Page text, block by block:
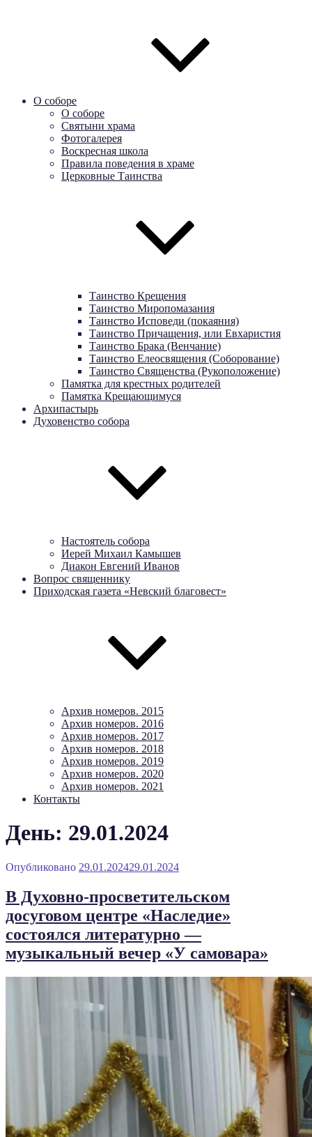
О соборе
О соборе
Святыни храма
Фотогалерея
Воскресная школа
Правила поведения в храме
Церковные Таинства
Таинство Крещения
Таинство Миропомазания
Таинство Исповеди (покаяния)
Таинство Причащения, или Евхаристия
Таинство Брака (Венчание)
Таинство Елеосвящения (Соборование)
Таинство Священства (Рукоположение)
Памятка для крестных родителей
Памятка Крещающимуся
Архипастырь
Духовенство собора
Настоятель собора
Иерей Михаил Камышев
Диакон Евгений Иванов
Вопрос священнику
Приходская газета «Невский благовест»
Архив номеров. 2015
Архив номеров. 2016
Архив номеров. 2017
Архив номеров. 2018
Архив номеров. 2019
Архив номеров. 2020
Архив номеров. 2021
Контакты
День: 29.01.2024
Опубликовано 29.01.202429.01.2024
В Духовно-просветительском
досуговом центре «Наследие»
состоялся литературно —
музыкальный вечер «У самовара»